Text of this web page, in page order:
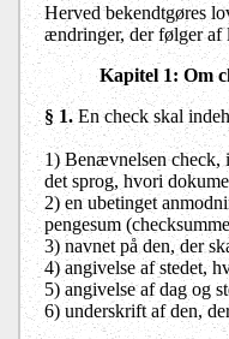
Herved bekendtgøres
ændringer, der følger af
Kapitel 1: Om
§ 1. En check skal
1) Benævnelsen check,
det sprog, hvori
2) en ubetinget
pengesum
3) navnet på den, der
4) angivelse af stedet,
5) angivelse af dag og
6) underskrift af den,